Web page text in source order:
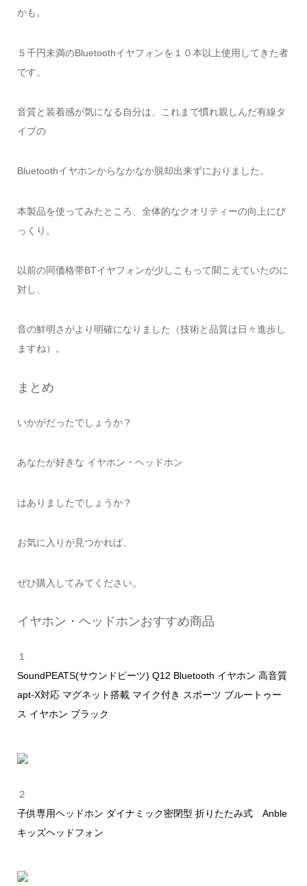
かも。
５千円未満のBluetoothイヤフォンを１０本以上使用してきた者
です。
音質と装着感が気になる自分は、これまで慣れ親しんだ有線タ
イプの
Bluetoothイヤホンからなかなか脱却出来ずにおりました。
本製品を使ってみたところ、全体的なクオリティーの向上にび
っくり。
以前の同価格帯BTイヤフォンが少しこもって聞こえていたのに
対し、
音の鮮明さがより明確になりました（技術と品質は日々進歩し
ますね）。
まとめ
いかがだったでしょうか？
あなたが好きな イヤホン・ヘッドホン
はありましたでしょうか？
お気に入りが見つかれば、
ぜひ購入してみてください。
イヤホン・ヘッドホンおすすめ商品
１
SoundPEATS(サウンドピーツ) Q12 Bluetooth イヤホン 高音質
apt-X対応 マグネット搭載 マイク付き スポーツ ブルートゥー
ス イヤホン ブラック
２
子供専用ヘッドホン ダイナミック密閉型 折りたたみ式 Anble
キッズヘッドフォン